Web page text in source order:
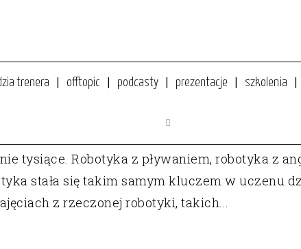
trenera offtopic podcasty prezentacje szkolenia
tysiące. Robotyka z pływaniem, robotyka z
stała się takim samym kluczem w uczenu
z rzeczonej robotyki, takich...